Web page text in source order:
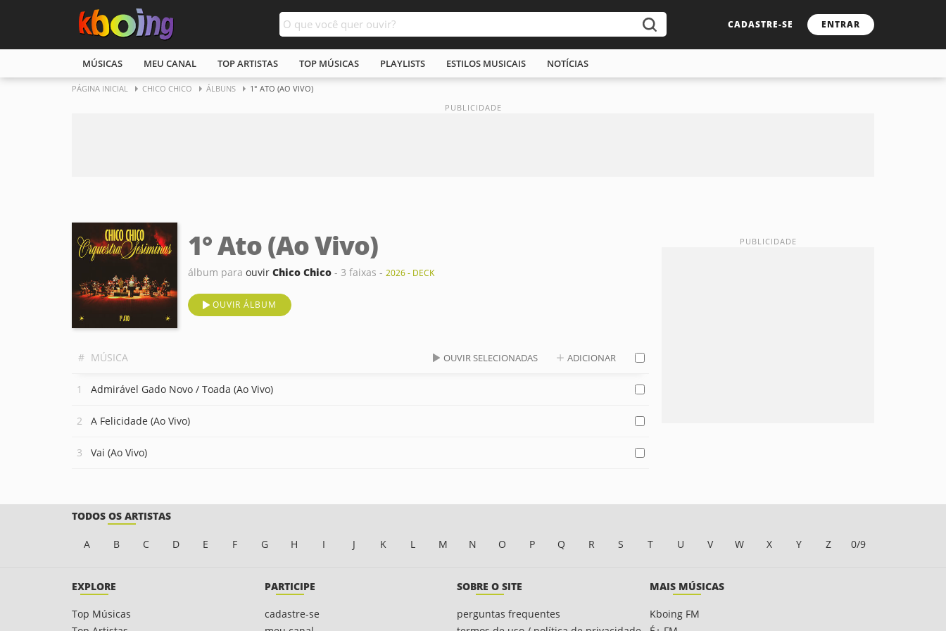
CADASTRE-SE ENTRAR
MÚSICAS MEU CANAL TOP ARTISTAS TOP MÚSICAS PLAYLISTS ESTILOS MUSICAIS NOTÍCIAS
PÁGINA INICIAL CHICO CHICO ÁLBUNS 1° ATO (AO VIVO)
1° Ato (Ao Vivo)
álbum para ouvir Chico Chico - 3 faixas - 2026 - DECK
OUVIR ÁLBUM
# MÚSICA OUVIR SELECIONADAS ADICIONAR
Admirável Gado Novo / Toada (Ao Vivo)
A Felicidade (Ao Vivo)
Vai (Ao Vivo)
TODOS OS ARTISTAS
A B C D E F G H I J K L M N O P Q R S T U V W X Y Z 0/9
EXPLORE
Top Músicas
PARTICIPE
cadastre-se
SOBRE O SITE
perguntas frequentes
MAIS MÚSICAS
Kboing FM